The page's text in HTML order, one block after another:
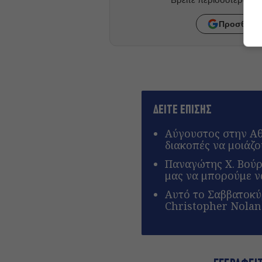
Προσθήκη
ΔΕΙΤΕ ΕΠΙΣΗΣ
Αύγουστος στην
διακοπές να
Παναγώτης Χ.
μας να μπορούμε
Αυτό το
Christopher